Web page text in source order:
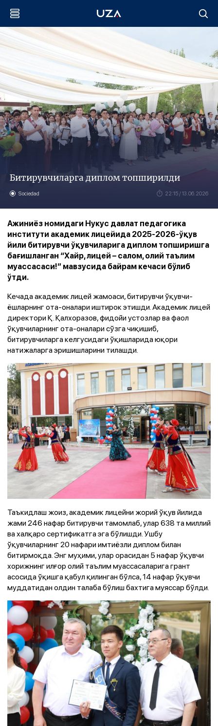
Битирувчиларга диплом топширилди
Sociedad 22:15 / 13.06.2026
Ажиниёз номидаги Нукус давлат педагогика
институти академик лицейида 2025-2026-ўқув
йили битирувчи ўқувчиларига диплом топширишга
бағишланган “Хайр, лицей – салом, олий таълим
муассасаси!” мавзусида байрам кечаси бўлиб
ўтди.
Кечада академик лицей жамоаси, битирувчи ўқувчи-
ёшларнинг ота-оналари иштирок этишди. Академик лицей
директори Қ. Қалхоразов, фидойи устозлар ва фаол
ўқувчиларнинг ота-оналари сўзга чиқишиб,
битирувчиларга келгусидаги ўқишларида юқори
натижаларга эришишларини тилашди.
Таъкидлаш жоиз, академик лицейни жорий ўқув йилида
жами 246 нафар битирувчи тамомлаб, улар 638 та миллий
ва халқаро сертификатга эга бўлишди. Ушбу
ўқувчиларнинг 20 нафари имтиёзли диплом билан
битирмоқда. Энг муҳими, улар орасидан 5 нафар ўқувчи
хорижнинг илғор олий таълим муассасаларига грант
асосида ўқишга қабул қилинган бўлса, 14 нафар ўқувчи
муддатидан олдин талаба бўлиш бахтига муяссар бўлди.